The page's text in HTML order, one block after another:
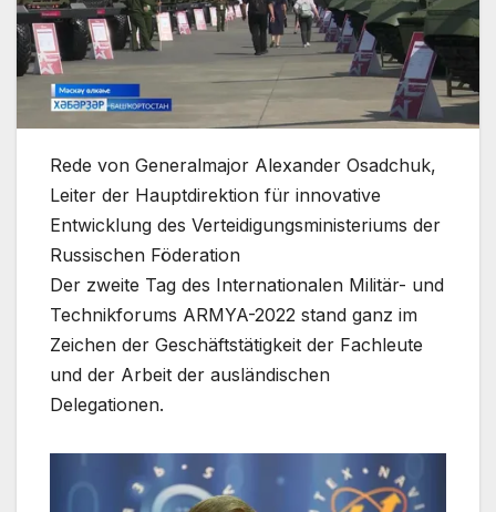
Rede von Generalmajor Alexander Osadchuk,
Leiter der Hauptdirektion für innovative
Entwicklung des Verteidigungsministeriums der
Russischen Föderation
Der zweite Tag des Internationalen Militär- und
Technikforums ARMYA-2022 stand ganz im
Zeichen der Geschäftstätigkeit der Fachleute
und der Arbeit der ausländischen
Delegationen.